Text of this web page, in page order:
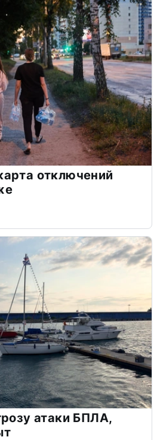
отключений
атаки БПЛА,